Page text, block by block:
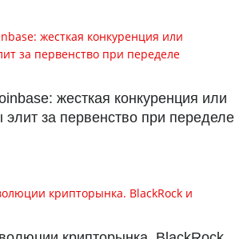
жесткая конкуренция или
за первенство при переделе